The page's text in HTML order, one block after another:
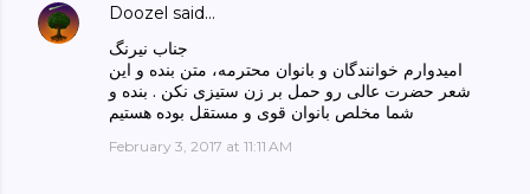
Doozel said…
جناب نیرنگ
امیدوارم خوانندگان و بانوان محترمه، متن بنده و این
شعر حضرت عالی رو حمل بر زن ستیزی نکن . بنده و
شما مخلص بانوان قوی و مستقل بوده هستیم
February 3, 2017 at 11:11 AM